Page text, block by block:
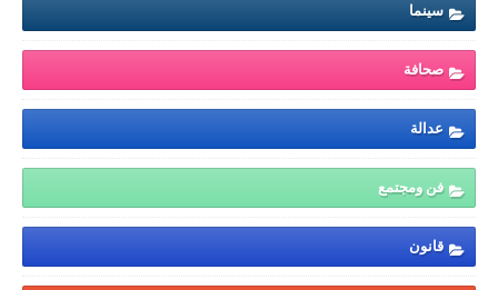
سينما
صحافة
عدالة
فن ومجتمع
قانون